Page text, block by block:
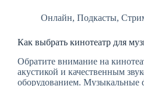
Онлайн, Подкасты,
Как выбрать кинотеатр для
Обратите внимание на
акустикой и качественным
оборудованием. Музыкальные